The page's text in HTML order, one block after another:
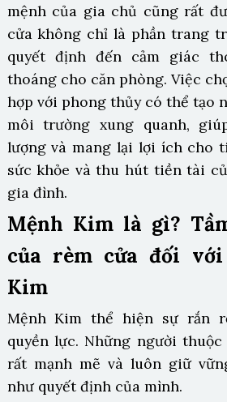
mệnh của gia chủ cũng rất
cửa không chỉ là phần trang
quyết định đến cảm giác
thoáng cho căn phòng. Việc
hợp với phong thủy có thể tạo
môi trường xung quanh,
lượng và mang lại lợi ích cho
sức khỏe và thu hút tiền tài
gia đình.
Mệnh Kim là gì?
của rèm cửa đối
Kim
Mệnh Kim thể hiện sự rắn
quyền lực. Những người
rất mạnh mẽ và luôn giữ
như quyết định của mình.